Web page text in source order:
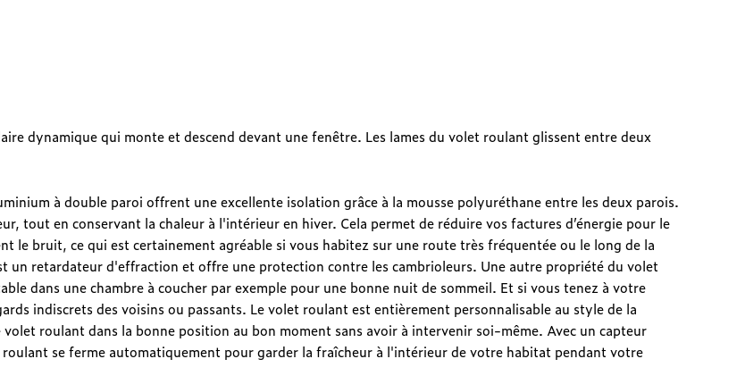
dynamique qui monte et descend devant une fenêtre. Les lames du volet roulant glissent entre deux
à double paroi offrent une excellente isolation grâce à la mousse polyuréthane entre les deux parois.
tout en conservant la chaleur à l'intérieur en hiver. Cela permet de réduire vos factures d’énergie pour le
le bruit, ce qui est certainement agréable si vous habitez sur une route très fréquentée ou le long de la
un retardateur d'effraction et offre une protection contre les cambrioleurs. Une autre propriété du volet
dans une chambre à coucher par exemple pour une bonne nuit de sommeil. Et si vous tenez à votre
indiscrets des voisins ou passants. Le volet roulant est entièrement personnalisable au style de la
roulant dans la bonne position au bon moment sans avoir à intervenir soi-même. Avec un capteur
se ferme automatiquement pour garder la fraîcheur à l'intérieur de votre habitat pendant votre